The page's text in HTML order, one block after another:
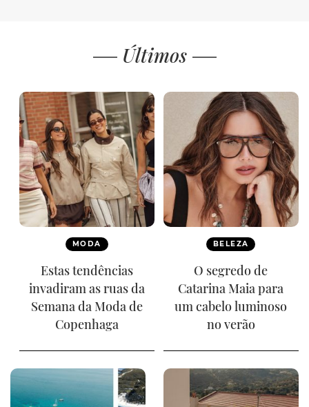
Últimos
MODA
Estas tendências
invadiram as ruas da
Semana da Moda de
Copenhaga
BELEZA
O segredo de
Catarina Maia para
um cabelo luminoso
no verão